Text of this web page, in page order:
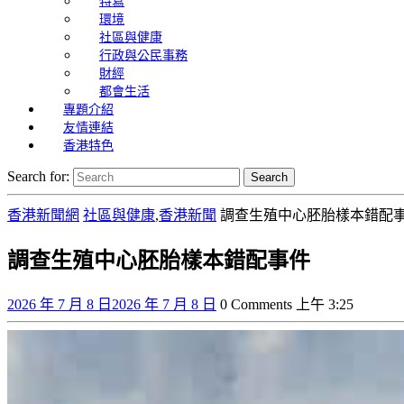
環境
社區與健康
行政與公民事務
財經
都會生活
專題介紹
友情連結
香港特色
Search for:
香港新聞網 社區與健康,香港新聞 調查生殖中心胚胎樣本錯配
調查生殖中心胚胎樣本錯配事件
2026 年 7 月 8 日 2026 年 7 月 8 日 0 Comments 上午 3:25